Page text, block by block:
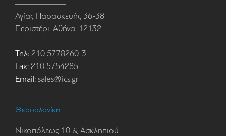
Αγίας Παρασκευής 36-38
Περιστέρι, Αθήνα, 12132
Τηλ: 210 5778260-3
Fax: 210 5754285
Email: sales@ics.gr
Θεσσαλονίκη
Νικοπόλεως 10 & Ασκληπιού